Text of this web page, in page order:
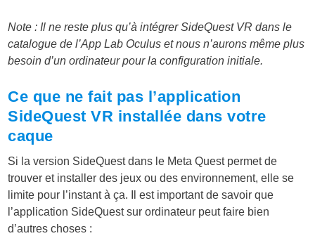
Note : Il ne reste plus qu’à intégrer SideQuest VR dans le
catalogue de l’App Lab Oculus et nous n’aurons même plus
besoin d’un ordinateur pour la configuration initiale.
Ce que ne fait pas l’application
SideQuest VR installée dans votre
caque
Si la version SideQuest dans le Meta Quest permet de
trouver et installer des jeux ou des environnement, elle se
limite pour l’instant à ça. Il est important de savoir que
l’application SideQuest sur ordinateur peut faire bien
d’autres choses :